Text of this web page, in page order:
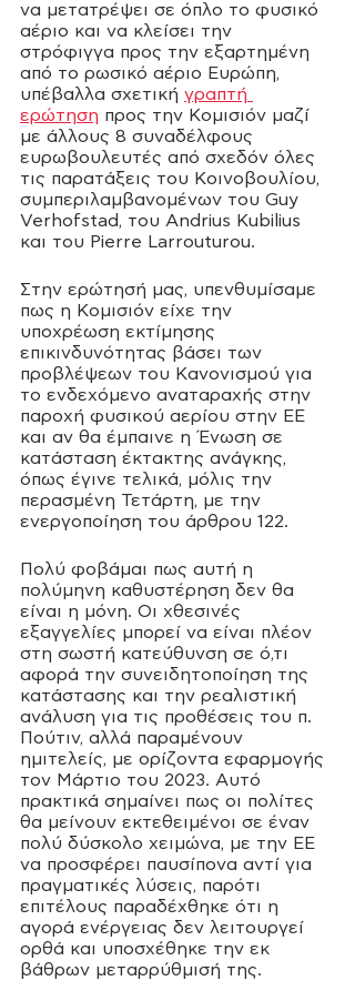
να μετατρέψει σε όπλο το φυσικό
αέριο και να κλείσει την
στρόφιγγα προς την εξαρτημένη
από το ρωσικό αέριο Ευρώπη,
υπέβαλλα σχετική γραπτή
ερώτηση προς την Κομισιόν μαζί
με άλλους 8 συναδέλφους
ευρωβουλευτές από σχεδόν όλες
τις παρατάξεις του Κοινοβουλίου,
συμπεριλαμβανομένων του Guy
Verhofstad, του Andrius Kubilius
και του Pierre Larrouturou.
Στην ερώτησή μας, υπενθυμίσαμε
πως η Κομισιόν είχε την
υποχρέωση εκτίμησης
επικινδυνότητας βάσει των
προβλέψεων του Κανονισμού για
το ενδεχόμενο αναταραχής στην
παροχή φυσικού αερίου στην ΕΕ
και αν θα έμπαινε η Ένωση σε
κατάσταση έκτακτης ανάγκης,
όπως έγινε τελικά, μόλις την
περασμένη Τετάρτη, με την
ενεργοποίηση του άρθρου 122.
Πολύ φοβάμαι πως αυτή η
πολύμηνη καθυστέρηση δεν θα
είναι η μόνη. Οι χθεσινές
εξαγγελίες μπορεί να είναι πλέον
στη σωστή κατεύθυνση σε ό,τι
αφορά την συνειδητοποίηση της
κατάστασης και την ρεαλιστική
ανάλυση για τις προθέσεις του π.
Πούτιν, αλλά παραμένουν
ημιτελείς, με ορίζοντα εφαρμογής
τον Μάρτιο του 2023. Αυτό
πρακτικά σημαίνει πως οι πολίτες
θα μείνουν εκτεθειμένοι σε έναν
πολύ δύσκολο χειμώνα, με την ΕΕ
να προσφέρει παυσίπονα αντί για
πραγματικές λύσεις, παρότι
επιτέλους παραδέχθηκε ότι η
αγορά ενέργειας δεν λειτουργεί
ορθά και υποσχέθηκε την εκ
βάθρων μεταρρύθμισή της.